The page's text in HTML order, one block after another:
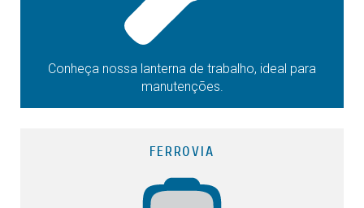
Conheça nossa lanterna de trabalho, ideal para
manutenções.
FERROVIA